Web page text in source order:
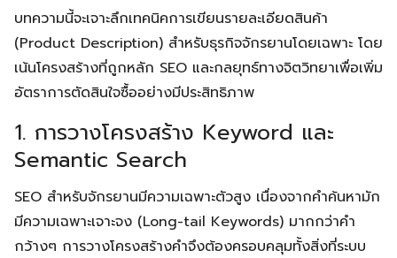
บทความนี้จะเจาะลึกเทคนิคการเขียนรายละเอียดสินค้า
(Product Description) สำหรับธุรกิจจักรยานโดยเฉพาะ โดย
เน้นโครงสร้างที่ถูกหลัก SEO และกลยุทธ์ทางจิตวิทยาเพื่อเพิ่ม
อัตราการตัดสินใจซื้ออย่างมีประสิทธิภาพ
1. การวางโครงสร้าง Keyword และ
Semantic Search
SEO สำหรับจักรยานมีความเฉพาะตัวสูง เนื่องจากคำค้นหามัก
มีความเฉพาะเจาะจง (Long-tail Keywords) มากกว่าคำ
กว้างๆ การวางโครงสร้างคำจึงต้องครอบคลุมทั้งสิ่งที่ระบบ